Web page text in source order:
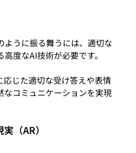
ように振る舞うには、適切な
度なAI技術が必要です。
じた適切な受け答えや表情
コミュニケーションを実現
（AR）